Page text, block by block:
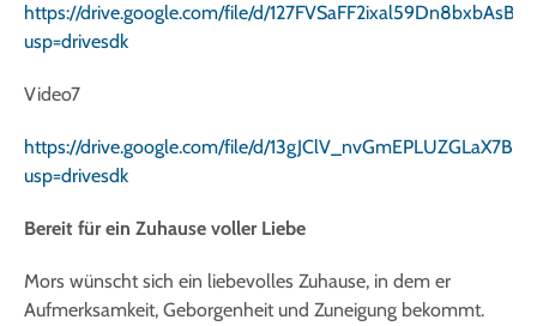
https://drive.google.com/file/d/
usp=drivesdk
Video7
https://drive.google.com/file/d/
usp=drivesdk
Bereit für ein Zuhause voller Liebe
Mors wünscht sich ein liebevolles Zuhause, in dem er
Aufmerksamkeit, Geborgenheit und Zuneigung bekommt.